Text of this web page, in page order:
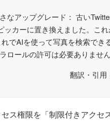
なアップグレード： 古い
ッカーに置き換えました。こ
でAIを使って写真を検索で
ロールの許可は必要ありません
翻訳・引用
ス権限を「制限付きアクセ